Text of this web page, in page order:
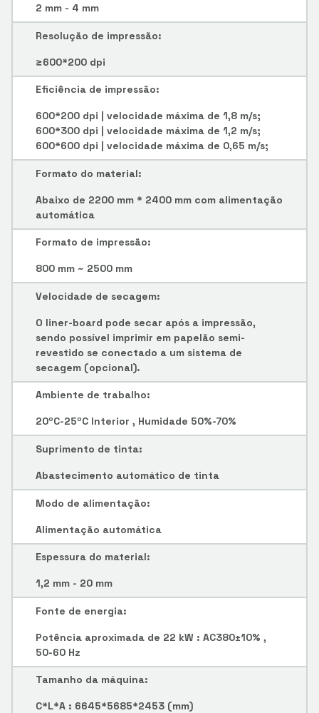
2 mm - 4 mm
Resolução de impressão:
≥600*200 dpi
Eficiência de impressão:
600*200 dpi | velocidade máxima de 1,8 m/s;
600*300 dpi | velocidade máxima de 1,2 m/s;
600*600 dpi | velocidade máxima de 0,65 m/s;
Formato do material:
Abaixo de 2200 mm * 2400 mm com alimentação
automática
Formato de impressão:
800 mm ~ 2500 mm
Velocidade de secagem:
O liner-board pode secar após a impressão,
sendo possível imprimir em papelão semi-
revestido se conectado a um sistema de
secagem (opcional).
Ambiente de trabalho:
20ºC-25ºC Interior , Humidade 50%-70%
Suprimento de tinta:
Abastecimento automático de tinta
Modo de alimentação:
Alimentação automática
Espessura do material:
1,2 mm - 20 mm
Fonte de energia:
Potência aproximada de 22 kW : AC380±10% ,
50-60 Hz
Tamanho da máquina:
C*L*A : 6645*5685*2453 (mm)